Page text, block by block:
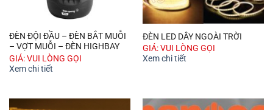
ĐÈN ĐỘI ĐẦU – ĐÈN BẮT MUỖI
– VỢT MUỖI – ĐÈN HIGHBAY
GIÁ: VUI LÒNG GỌI
Xem chi tiết
ĐÈN LED DÂY NGOÀI TRỜI
GIÁ: VUI LÒNG GỌI
Xem chi tiết